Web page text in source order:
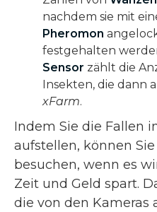
nachdem sie mit
Pheromon
festgehalten
Sensor zählt die
Insekten, die dann
xFarm.
Indem Sie die Fallen
aufstellen, können
besuchen, wenn es
Zeit und Geld spart.
die von den Kameras